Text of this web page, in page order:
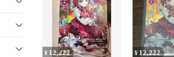
¥ 12,222 ¥ 12,222